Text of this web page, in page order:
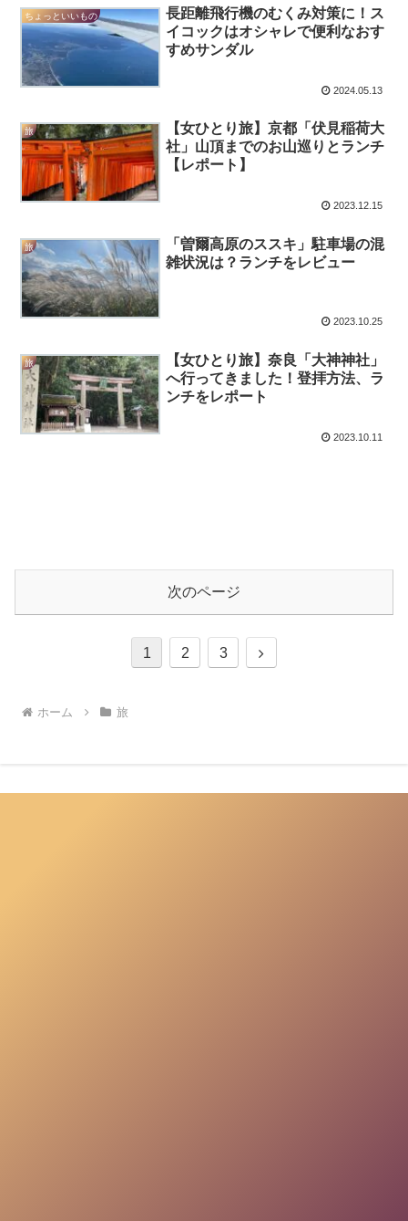
ちょっといいもの
長距離飛行機のむくみ対策に！ス
イコックはオシャレで便利なおす
すめサンダル
2024.05.13
旅
【女ひとり旅】京都「伏見稲荷大
社」山頂までのお山巡りとランチ
【レポート】
2023.12.15
旅
「曽爾高原のススキ」駐車場の混
雑状況は？ランチをレビュー
2023.10.25
旅
【女ひとり旅】奈良「大神神社」
へ行ってきました！登拝方法、ラ
ンチをレポート
2023.10.11
次のページ
1 2 3
次
ホーム 旅